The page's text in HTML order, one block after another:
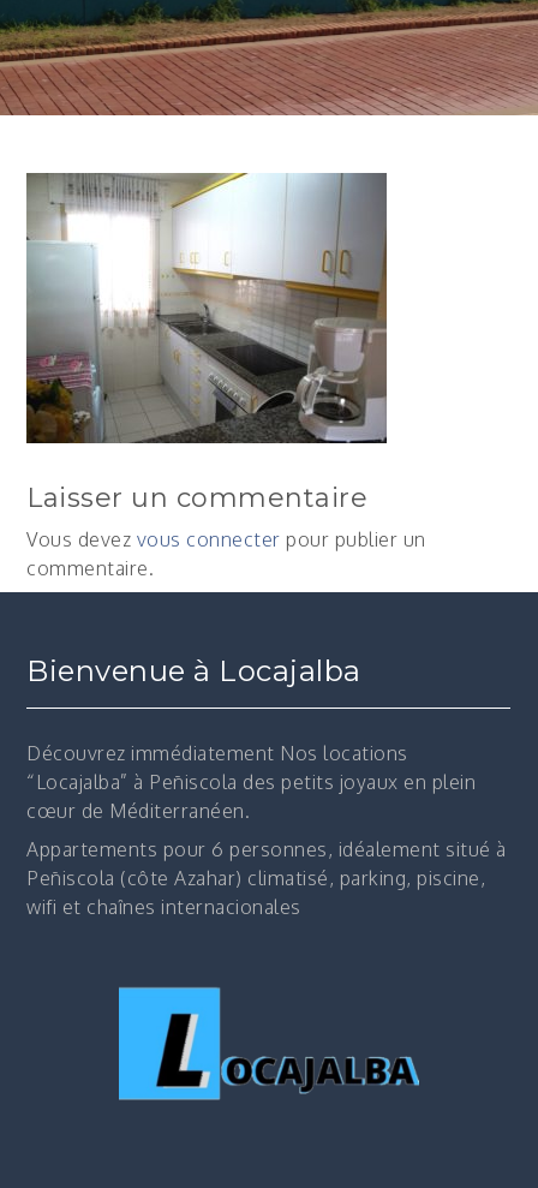
Laisser un commentaire
Vous devez vous connecter pour publier un
commentaire.
Bienvenue à Locajalba
Découvrez immédiatement Nos locations
“Locajalba” à Peñiscola des petits joyaux en plein
cœur de Méditerranéen.
Appartements pour 6 personnes, idéalement situé à
Peñiscola (côte Azahar) climatisé, parking, piscine,
wifi et chaînes internacionales